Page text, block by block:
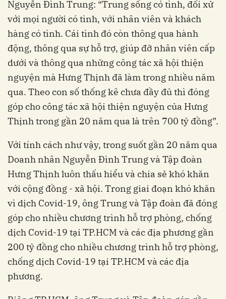
Nguyễn Đình Trung: “Trung sống có tình, đối xử
với mọi người có tình, với nhân viên và khách
hàng có tình. Cái tình đó còn thông qua hành
động, thông qua sự hỗ trợ, giúp đỡ nhân viên cấp
dưới và thông qua những công tác xã hội thiện
nguyện mà Hưng Thịnh đã làm trong nhiều năm
qua. Theo con số thống kê chưa đầy đủ thì đóng
góp cho công tác xã hội thiện nguyện của Hưng
Thịnh trong gần 20 năm qua là trên 700 tỷ đồng”.
Với tính cách như vậy, trong suốt gần 20 năm qua
Doanh nhân Nguyễn Đình Trung và Tập đoàn
Hưng Thịnh luôn thấu hiểu và chia sẻ khó khăn
với cộng đồng - xã hội. Trong giai đoạn khó khăn
vì dịch Covid-19, ông Trung và Tập đoàn đã đóng
góp cho nhiều chương trình hỗ trợ phòng, chống
dịch Covid-19 tại TP.HCM và các địa phương gần
200 tỷ đồng cho nhiều chương trình hỗ trợ phòng,
chống dịch Covid-19 tại TP.HCM và các địa
phương.